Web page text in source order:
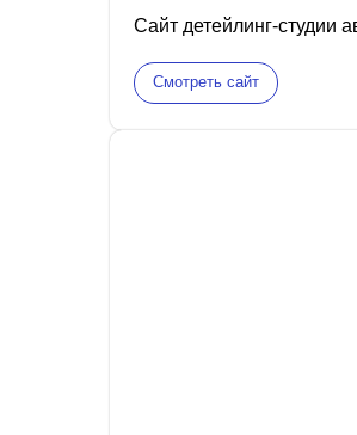
Сайт детейлинг-студии
Смотреть сайт